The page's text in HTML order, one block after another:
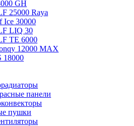
GH
25000 Raya
Ice 30000
LIQ 30
TE 6000
12000 MAX
18000
панели
пушки